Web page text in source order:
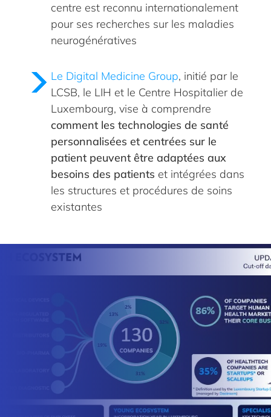
centre est reconnu internationalement
pour ses recherches sur les maladies
neurogénératives
Le Digital Medicine Group, initié par le
LCSB, le LIH et le Centre Hospitalier de
Luxembourg, vise à comprendre
comment les technologies de santé
personnalisées et centrées sur le
patient peuvent être adaptées aux
besoins des patients et intégrées dans
les structures et procédures de soins
existantes